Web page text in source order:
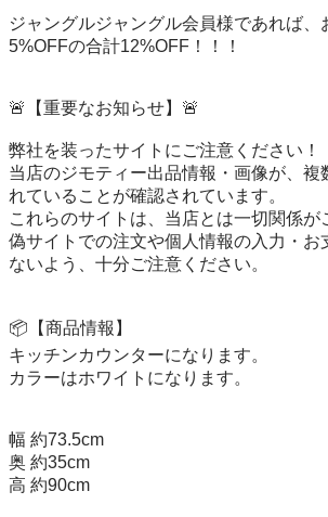
ジャングルジャングル会員様であれば、
5%OFFの合計12%OFF！！！
🚨【重要なお知らせ】🚨
弊社を装ったサイトにご注意ください！
当店のジモティー出品情報・画像が、複
れていることが確認されています。
これらのサイトは、当店とは一切関係が
偽サイトでの注文や個人情報の入力・お
ないよう、十分ご注意ください。
📦【商品情報】
キッチンカウンターになります。
カラーはホワイトになります。
幅 約73.5cm
奥 約35cm
高 約90cm